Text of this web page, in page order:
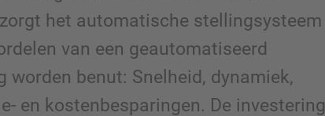
het automatische stellingsysteem
van een geautomatiseerd
worden benut: Snelheid, dynamiek,
en kostenbesparingen. De investering